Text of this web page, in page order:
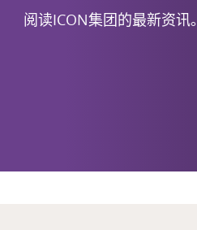
阅读ICON集团的最新资讯。